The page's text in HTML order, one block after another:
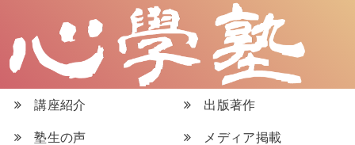
講座紹介 出版著作
塾生の声 メディア掲載